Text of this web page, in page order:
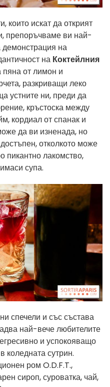
които искат да открият
препоръчваме ви най-
демонстрация на
на Коктейлния
пяна от лимон и
разкриващи леко
устните ни, преди да
кръстоска между
кордиал от спанак и
да ви изненада, но
отколкото може
пикантно лакомство,
супа.
спечели и със състава
най-вече любителите
и успокояващо
коледната сутрин.
ром O.D.F.T.,
сироп, суроватка, чай,